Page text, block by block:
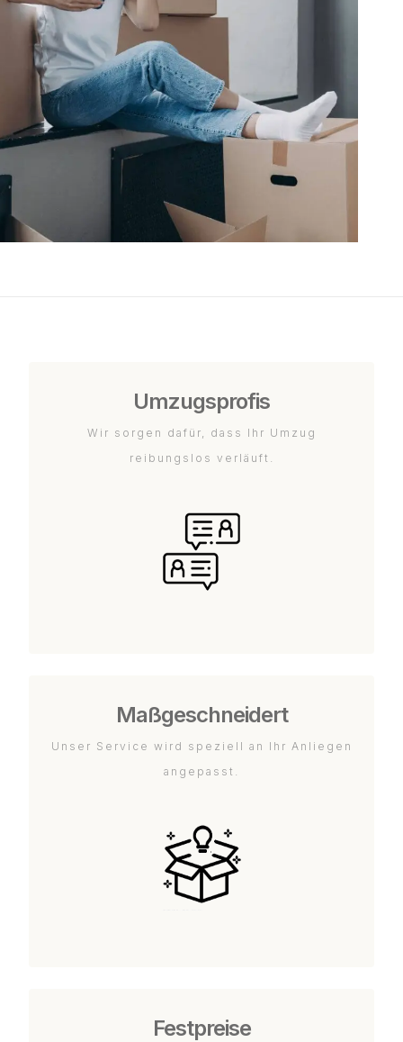
Umzugsprofis
Wir sorgen dafür, dass Ihr Umzug
reibungslos verläuft.
Maßgeschneidert
Unser Service wird speziell an Ihr Anliegen
angepasst.
Festpreise